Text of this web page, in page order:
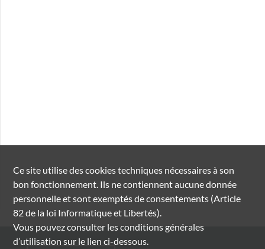
Ce site utilise descookiestechniques nécessaires à son
bon fonctionnement. Ils ne contiennent aucune donnée
personnelle et sont exemptés de consentements (Article
82 de la loi Informatique et Libertés).
Vous pouvez consulter les conditions générales
d’utilisation sur le lien ci-dessous.